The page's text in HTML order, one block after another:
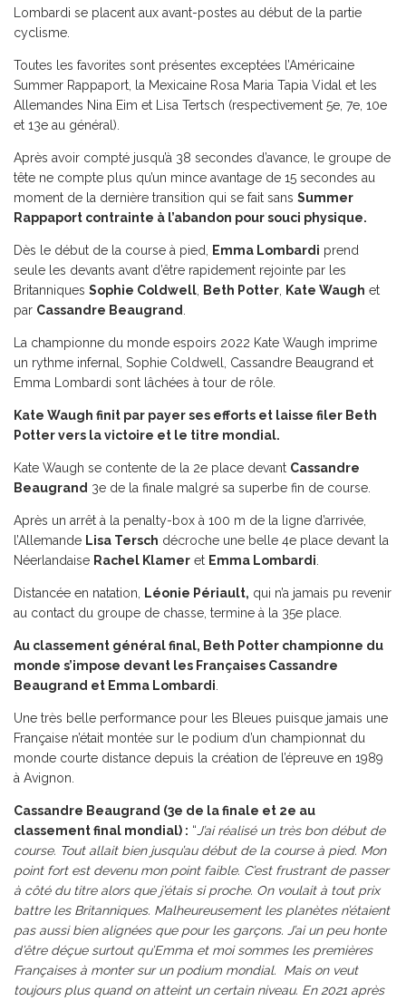
Lombardi se placent aux avant-postes au début de la partie
cyclisme.
Toutes les favorites sont présentes exceptées l’Américaine
Summer Rappaport, la Mexicaine Rosa Maria Tapia Vidal et les
Allemandes Nina Eim et Lisa Tertsch (respectivement 5e, 7e, 10e
et 13e au général).
Après avoir compté jusqu’à 38 secondes d’avance, le groupe de
tête ne compte plus qu’un mince avantage de 15 secondes au
moment de la dernière transition qui se fait sans Summer
Rappaport contrainte à l’abandon pour souci physique.
Dès le début de la course à pied, Emma Lombardi prend
seule les devants avant d’être rapidement rejointe par les
Britanniques Sophie Coldwell Beth Potter Kate Waugh et
par Cassandre Beaugrand
La championne du monde espoirs 2022 Kate Waugh imprime
un rythme infernal, Sophie Coldwell, Cassandre Beaugrand et
Emma Lombardi sont lâchées à tour de rôle.
Kate Waugh finit par payer ses efforts et laisse filer Beth
Potter vers la victoire et le titre mondial.
Kate Waugh se contente de la 2e place devant Cassandre
Beaugrand 3e de la finale malgré sa superbe fin de course.
Après un arrêt à la penalty-box à 100 m de la ligne d’arrivée,
l’Allemande Lisa Tersch décroche une belle 4e place devant la
Néerlandaise Rachel Klamer et Emma Lombardi
Distancée en natation, Léonie Périault, qui n’a jamais pu revenir
au contact du groupe de chasse, termine à la 35e place.
Au classement général final, Beth Potter championne du
monde s’impose devant les Françaises Cassandre
Beaugrand et Emma Lombardi
Une très belle performance pour les Bleues puisque jamais une
Française n’était montée sur le podium d’un championnat du
monde courte distance depuis la création de l’épreuve en 1989
à Avignon.
Cassandre Beaugrand (3e de la finale et 2e au
classement final mondial) : “ J’ai réalisé un très bon début de
course. Tout allait bien jusqu’au début de la course à pied. Mon
point fort est devenu mon point faible. C’est frustrant de passer
à côté du titre alors que j’étais si proche. On voulait à tout prix
battre les Britanniques. Malheureusement les planètes n’étaient
pas aussi bien alignées que pour les garçons. J’ai un peu honte
d’être déçue surtout qu’Emma et moi sommes les premières
Françaises à monter sur un podium mondial. Mais on veut
toujours plus quand on atteint un certain niveau. En 2021 après